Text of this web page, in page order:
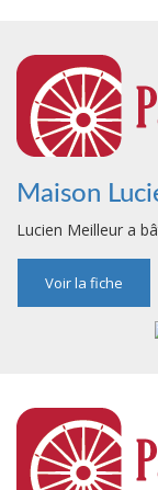
Maison
Lucien Meilleur a
Voir la fiche